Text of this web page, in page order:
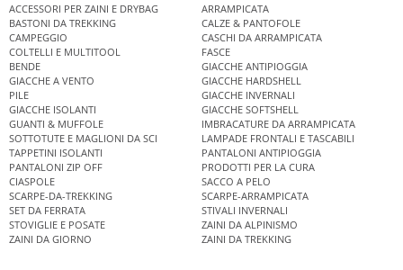
ACCESSORI PER ZAINI E DRYBAG
ARRAMPICATA
BASTONI DA TREKKING
CALZE & PANTOFOLE
CAMPEGGIO
CASCHI DA ARRAMPICATA
COLTELLI E MULTITOOL
FASCE
BENDE
GIACCHE ANTIPIOGGIA
GIACCHE A VENTO
GIACCHE HARDSHELL
PILE
GIACCHE INVERNALI
GIACCHE ISOLANTI
GIACCHE SOFTSHELL
GUANTI & MUFFOLE
IMBRACATURE DA ARRAMPICATA
SOTTOTUTE E MAGLIONI DA SCI
LAMPADE FRONTALI E TASCABILI
TAPPETINI ISOLANTI
PANTALONI ANTIPIOGGIA
PANTALONI ZIP OFF
PRODOTTI PER LA CURA
CIASPOLE
SACCO A PELO
SCARPE-DA-TREKKING
SCARPE-ARRAMPICATA
SET DA FERRATA
STIVALI INVERNALI
STOVIGLIE E POSATE
ZAINI DA ALPINISMO
ZAINI DA GIORNO
ZAINI DA TREKKING